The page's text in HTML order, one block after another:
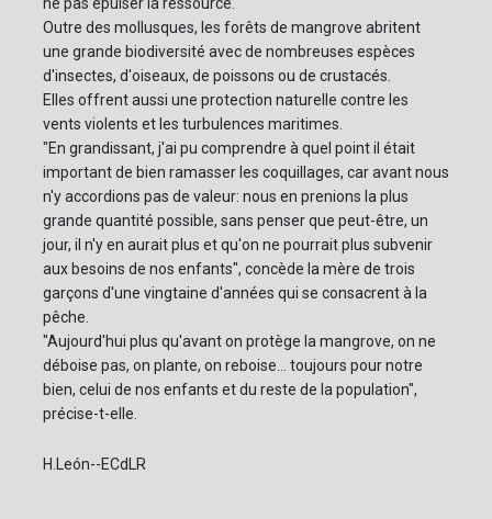
ne pas épuiser la ressource.
Outre des mollusques, les forêts de mangrove abritent
une grande biodiversité avec de nombreuses espèces
d'insectes, d'oiseaux, de poissons ou de crustacés.
Elles offrent aussi une protection naturelle contre les
vents violents et les turbulences maritimes.
"En grandissant, j'ai pu comprendre à quel point il était
important de bien ramasser les coquillages, car avant nous
n'y accordions pas de valeur: nous en prenions la plus
grande quantité possible, sans penser que peut-être, un
jour, il n'y en aurait plus et qu'on ne pourrait plus subvenir
aux besoins de nos enfants", concède la mère de trois
garçons d'une vingtaine d'années qui se consacrent à la
pêche.
"Aujourd'hui plus qu'avant on protège la mangrove, on ne
déboise pas, on plante, on reboise... toujours pour notre
bien, celui de nos enfants et du reste de la population",
précise-t-elle.
H.León--ECdLR